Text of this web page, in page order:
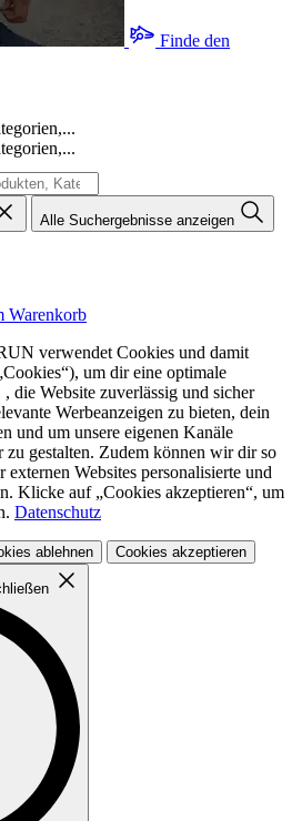
Finde den
Alle Suchergebnisse anzeigen
Warenkorb
verwendet Cookies und damit
um dir eine optimale
die Website zuverlässig und sicher
Werbeanzeigen zu bieten, dein
und um unsere eigenen Kanäle
zu gestalten. Zudem können wir dir so
Websites personalisierte und
Klicke auf „Cookies akzeptieren“, um
Datenschutz
ablehnen Cookies akzeptieren